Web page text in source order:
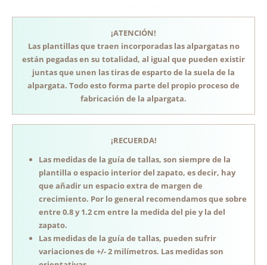
¡ATENCIÓN!
Las plantillas que traen incorporadas las alpargatas no
están pegadas en su totalidad, al igual que pueden existir
juntas que unen las tiras de esparto de la suela de la
alpargata. Todo esto forma parte del propio proceso de
fabricación de la alpargata.
¡RECUERDA!
Las medidas de la guía de tallas, son siempre de la
plantilla o espacio interior del zapato, es decir, hay
que añadir un espacio extra de margen de
crecimiento. Por lo general recomendamos que sobre
entre 0.8 y 1.2 cm entre la medida del pie y la del
zapato.
Las medidas de la guía de tallas, pueden sufrir
variaciones de +/- 2 milímetros. Las medidas son